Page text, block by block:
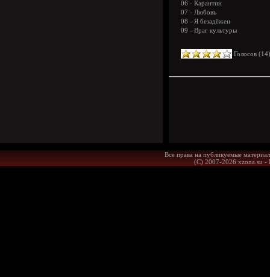
06 - Карантин
07 - Любовь
08 - Я безадёжен
09 - Враг культуры
Голосов (14
Все права на публикуемые
(С) 2007-2026 xzona.su -